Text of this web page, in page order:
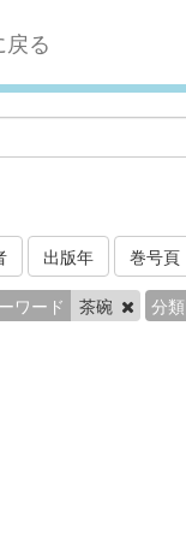
戻る
出版年 巻号頁
ワード 茶碗 分類